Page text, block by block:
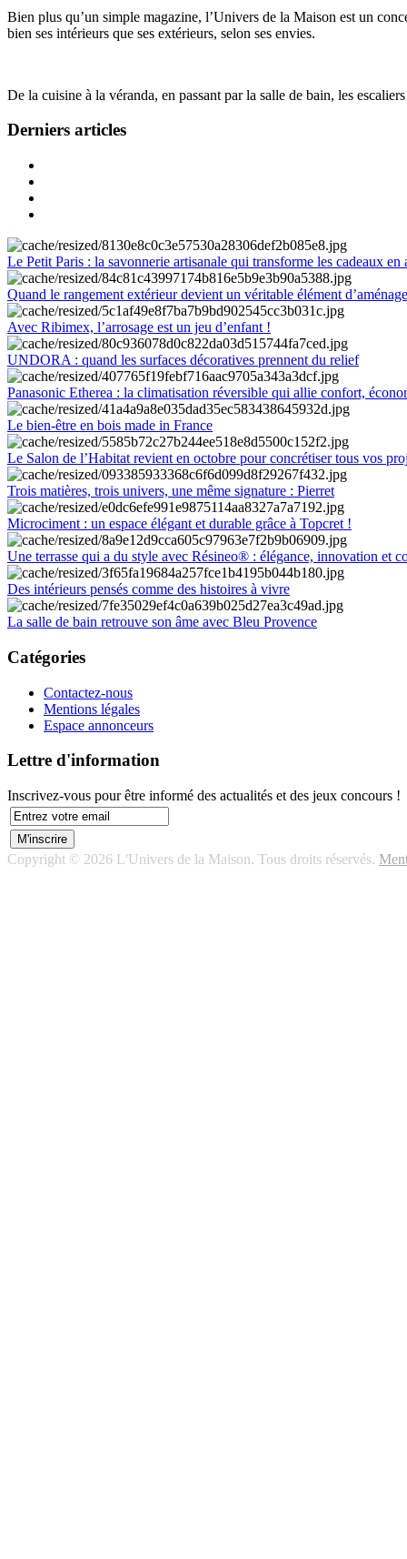
Bien plus qu’un simple magazine, l’Univers de la Maison est un
bien ses intérieurs que ses extérieurs, selon ses envies.
De la cuisine à la véranda, en passant par la salle de bain, les
Derniers articles
Le Petit Paris : la savonnerie artisanale qui transforme les cadeaux en
Quand le rangement extérieur devient un véritable élément
Avec Ribimex, l’arrosage est un jeu d’enfant !
UNDORA : quand les surfaces décoratives prennent du relief
Panasonic Etherea : la climatisation réversible qui allie confort,
Le bien-être en bois made in France
Le Salon de l’Habitat revient en octobre pour concrétiser tous vos
Trois matières, trois univers, une même signature : Pierret
Microciment : un espace élégant et durable grâce à Topcret !
Une terrasse qui a du style avec Résineo® : élégance, innovation et
Des intérieurs pensés comme des histoires à vivre
La salle de bain retrouve son âme avec Bleu Provence
Catégories
Contactez-nous
Mentions légales
Espace annonceurs
Lettre d'information
Inscrivez-vous pour être informé des actualités et des jeux concours !
Copyright © 2026 L'Univers de la Maison. Tous droits réservés.